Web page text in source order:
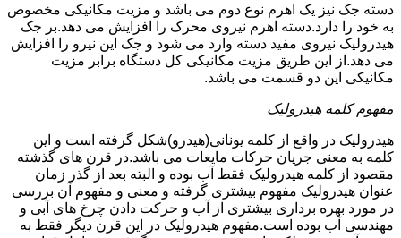
دسته جک نیز یک اهرم نوع دوم می باشد و مزیت مکانیکی مخصوص
به خود را دارد.دسته اهرم نیروی محرک را افزایش می دهد.بر جک
هیدرولیک نیروی مفید دسته وارد می شود و جک این نیرو را افزایش
می دهد.از این طریق مزیت مکانیکی کل دستگاه برابر مزیت
مکانیکی این دو قسمت می باشد.
مفهوم کلمه هیدرولیک
هیدرولیک در واقع از کلمه یونانی(هیدرو)شکل گرفته است و این
کلمه به معنی جریان حرکات مایعات می باشد.در قرن های گذشته
مقصود از کلمه هیدرولیک فقط آب بوده و البته بعد از گذر زمان
عنوان هیدرولیک مفهوم بیشتری گرفته و معنی و مفهوم آن بررسی
در مورد بهره برداری بیشتری از آب و حرکت دادن چرخ های آبی و
مهندسی آب بوده است.مفهوم هیدرولیک در این قرن دیگر فقط به